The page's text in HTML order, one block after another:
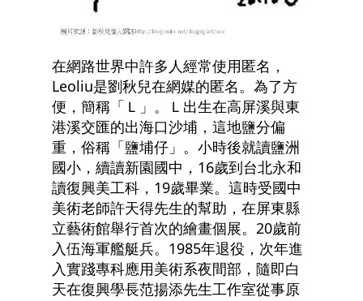
在網路世界中許多人經常使用匿名，
Leoliu是劉秋兒在網媒的匿名。為了方
便，簡稱「Ｌ」。Ｌ出生在高屏溪與東
港溪交匯的出海口沙埔，這地鹽分偏
重，俗稱「鹽埔仔」。小時後就讀鹽洲
國小，續讀新園國中，16歲到台北永和
讀復興美工科，19歲畢業。這時受國中
美術老師許天得先生的幫助，在屏東縣
立藝術館舉行首次的繪畫個展。20歲前
入伍海軍艦艇兵。1985年退役，次年進
入實踐專科應用美術系夜間部，隨即白
天在復興學長范揚添先生工作室從事原